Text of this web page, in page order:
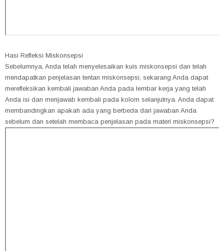
Hasi Refleksi Miskonsepsi
Sebelumnya, Anda telah menyelesaikan kuis miskonsepsi dan telah
mendapatkan penjelasan tentan miskonsepsi, sekarang Anda dapat
merefleksikan kembali jawaban Anda pada lembar kerja yang telah
Anda isi dan menjawab kembali pada kolom selanjutnya. Anda dapat
membandingkan apakah ada yang berbeda dari jawaban Anda
sebelum dan setelah membaca penjelasan pada materi miskonsepsi?